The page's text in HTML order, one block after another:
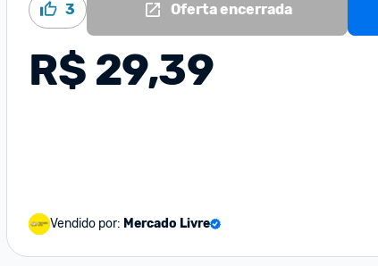
3 Oferta encerrada
R$ 29,39
Vendido por: Mercado Livre